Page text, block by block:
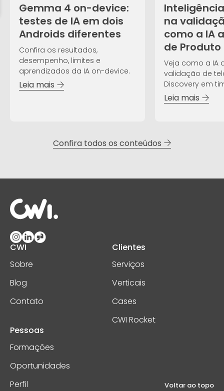
Gemma 4 on-device:
testes de IA em dois
Androids diferentes
Confira os resultados,
desempenho, limites e
aprendizados da IA on-device.
Leia mais
na
como a IA
de Produto
Veja como a IA
validação de
Discovery em
Leia mais
Confira todos os conteúdos
CWI
Sobre
Blog
Contato
Clientes
Serviços
Verticais
Cases
CWI Rocket
Pessoas
Formações
Oportunidades
Perfil
Voltar ao topo